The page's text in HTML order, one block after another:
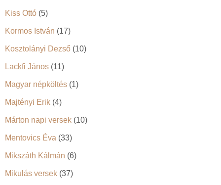
Kiss Ottó (5)
Kormos István (17)
Kosztolányi Dezső (10)
Lackfi János (11)
Magyar népköltés (1)
Majtényi Erik (4)
Márton napi versek (10)
Mentovics Éva (33)
Mikszáth Kálmán (6)
Mikulás versek (37)